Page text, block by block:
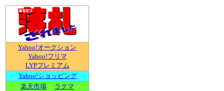
Yahoo!オークション
Yahoo!フリマ
LYPプレミアム
Yahoo!ショッピング
楽天市場
ラクマ